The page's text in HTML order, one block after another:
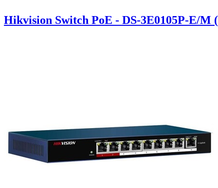
Hikvision Switch PoE - DS-3E0105P-E/M